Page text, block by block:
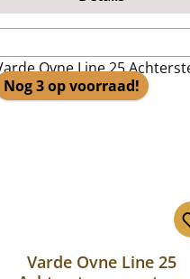
Nog 3 op voorraad!
Varde Ovne Line 25